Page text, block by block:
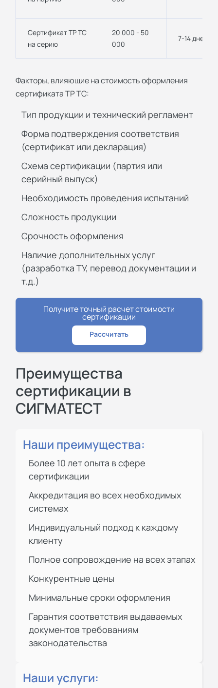
Сертификат ТР ТС
на серию
20 000 - 50
000
7-14 дней
Факторы, влияющие на стоимость оформления
сертификата ТР ТС:
Тип продукции и технический регламент
Форма подтверждения соответствия
(сертификат или декларация)
Схема сертификации (партия или
серийный выпуск)
Необходимость проведения испытаний
Сложность продукции
Срочность оформления
Наличие дополнительных услуг
(разработка ТУ, перевод документации и
т.д.)
Получите точный расчет стоимости
сертификации
Рассчитать
Преимущества
сертификации в
СИГМАТЕСТ
Наши преимущества:
Более 10 лет опыта в сфере
сертификации
Аккредитация во всех необходимых
системах
Индивидуальный подход к каждому
клиенту
Полное сопровождение на всех этапах
Конкурентные цены
Минимальные сроки оформления
Гарантия соответствия выдаваемых
документов требованиям
законодательства
Наши услуги: